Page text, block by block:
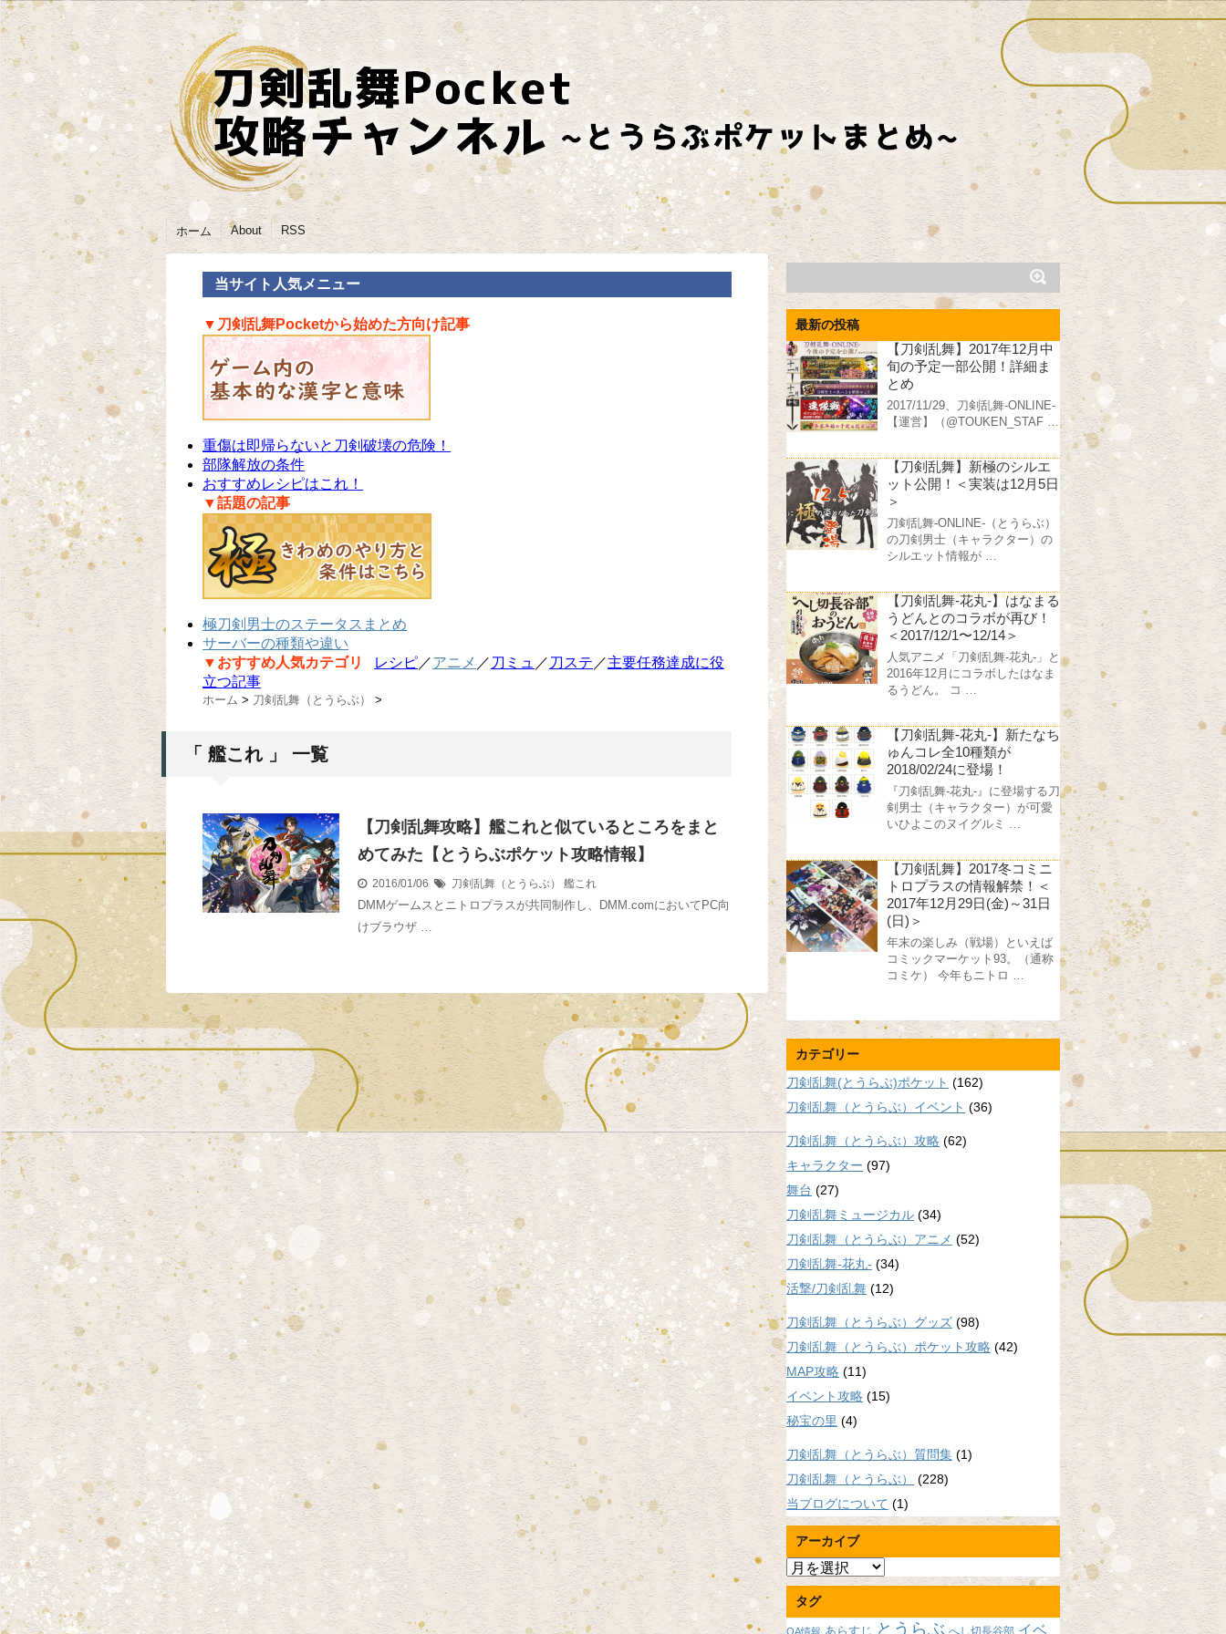
ホーム About RSS
当サイト人気メニュー
▼刀剣乱舞Pocketから始めた方向け記事
重傷は即帰らないと刀剣破壊の危険！
部隊解放の条件
おすすめレシピはこれ！
▼話題の記事
極刀剣男士のステータスまとめ
サーバーの種類や違い
▼おすすめ人気カテゴリ
レシピ／アニメ ／ 刀ミュ ／ 刀ステ ／主要任務達成に役
立つ記事
ホーム > 刀剣乱舞（とうらぶ） >
「 艦これ 」 一覧
【刀剣乱舞攻略】艦これと似ているところをまと
めてみた【とうらぶポケット攻略情報】
2016/01/06 刀剣乱舞（とうらぶ） 艦これ
DMMゲームスとニトロプラスが共同制作し、DMM.comにおいてPC向
けブラウザ …
最新の投稿
【刀剣乱舞】2017年12月中
旬の予定一部公開！詳細ま
とめ
2017/11/29、刀剣乱舞-ONLINE-
【運営】（@TOUKEN_STAF …
【刀剣乱舞】新極のシルエ
ット公開！＜実装は12月5日
＞
刀剣乱舞-ONLINE-（とうらぶ）
の刀剣男士（キャラクター）の
シルエット情報が …
【刀剣乱舞-花丸-】はなまる
うどんとのコラボが再び！
＜2017/12/1〜12/14＞
人気アニメ「刀剣乱舞-花丸-」と
2016年12月にコラボしたはなま
るうどん。 コ …
【刀剣乱舞-花丸-】新たなち
ゅんコレ全10種類が
2018/02/24に登場！
『刀剣乱舞-花丸-』に登場する刀
剣男士（キャラクター）が可愛
いひよこのヌイグルミ …
【刀剣乱舞】2017冬コミニ
トロプラスの情報解禁！＜
2017年12月29日(金)～31日
(日)＞
年末の楽しみ（戦場）といえば
コミックマーケット93。（通称
コミケ） 今年もニトロ …
カテゴリー
刀剣乱舞(とうらぶ)ポケット (162)
刀剣乱舞（とうらぶ）イベント (36)
刀剣乱舞（とうらぶ）攻略 (62)
キャラクター (97)
舞台 (27)
刀剣乱舞ミュージカル (34)
刀剣乱舞（とうらぶ）アニメ (52)
刀剣乱舞-花丸- (34)
活撃/刀剣乱舞 (12)
刀剣乱舞（とうらぶ）グッズ (98)
刀剣乱舞（とうらぶ）ポケット攻略 (42)
MAP攻略 (11)
イベント攻略 (15)
秘宝の里 (4)
刀剣乱舞（とうらぶ）質問集 (1)
刀剣乱舞（とうらぶ）
(228)
当ブログについて (1)
アーカイブ
ア
ー
カ
イ
タグ
OA情報 あらすじ とうらぶ へし切長谷部 イベ